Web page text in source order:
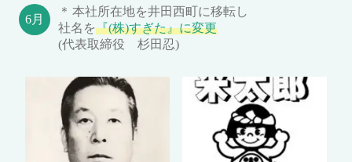
本社所在地を井田西町に移転し
社名を『(株)すぎた』に変更
(代表取締役 杉田忍)